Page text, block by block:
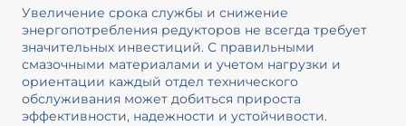
Увеличение срока службы и снижение
энергопотребления редукторов не всегда требует
значительных инвестиций. С правильными
смазочными материалами и учетом нагрузки и
ориентации каждый отдел технического
обслуживания может добиться прироста
эффективности, надежности и устойчивости.